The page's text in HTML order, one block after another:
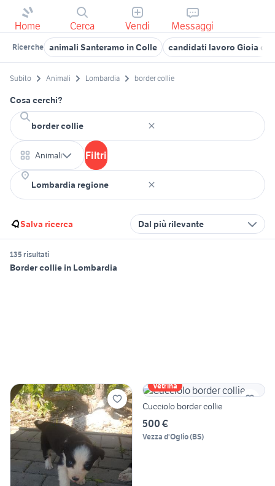
Home Cerca Vendi Messaggi
Ricerche animali Santeramo in Colle candidati lavoro Gioia del
Subito Animali Lombardia border collie
Cosa cerchi?
Animali Filtri
Salva ricerca Dal più rilevante
135 risultati
Border collie in Lombardia
Vetrina
Cucciolo border collie
500 €
Vezza d'Oglio(BS)